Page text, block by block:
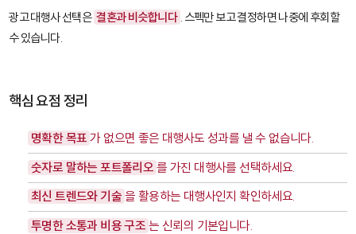
광고 대행사 선택은 결혼과 비슷합니다 . 스펙만 보고 결정하면 나중에 후회할
수 있습니다.
핵심 요점 정리
명확한 목표 가 없으면 좋은 대행사도 성과를 낼 수 없습니다.
숫자로 말하는 포트폴리오 를 가진 대행사를 선택하세요.
최신 트렌드와 기술 을 활용하는 대행사인지 확인하세요.
투명한 소통과 비용 구조 는 신뢰의 기본입니다.